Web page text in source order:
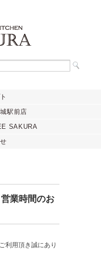
駅前店
SAKURA
業時間のお
利用頂き誠にあり